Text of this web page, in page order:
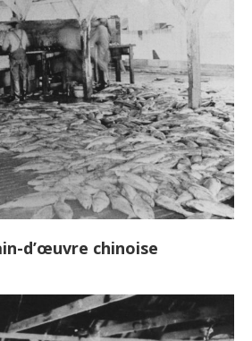
d’œuvre chinoise